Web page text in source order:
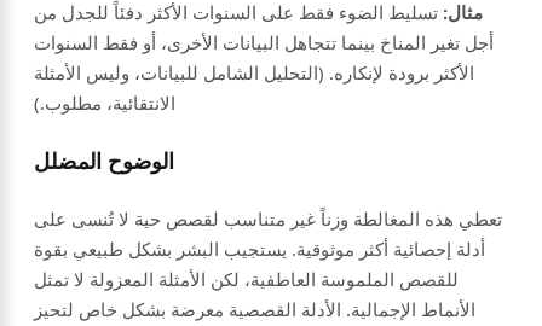
مثال: تسليط الضوء فقط على السنوات الأكثر دفئاً للجدل من
أجل تغير المناخ بينما تتجاهل البيانات الأخرى، أو فقط السنوات
الأكثر برودة لإنكاره. (التحليل الشامل للبيانات، وليس الأمثلة
الانتقائية، مطلوب.)
الوضوح المضلل
تعطي هذه المغالطة وزناً غير متناسب لقصص حية لا تُنسى على
أدلة إحصائية أكثر موثوقية. يستجيب البشر بشكل طبيعي بقوة
للقصص الملموسة العاطفية، لكن الأمثلة المعزولة لا تمثل
الأنماط الإجمالية. الأدلة القصصية معرضة بشكل خاص لتحيز